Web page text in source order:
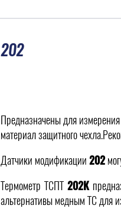
202
Предназначены для
материал защитного
Датчики модификации 202
Термометр ТСПТ202К
альтернативы медным ТС для